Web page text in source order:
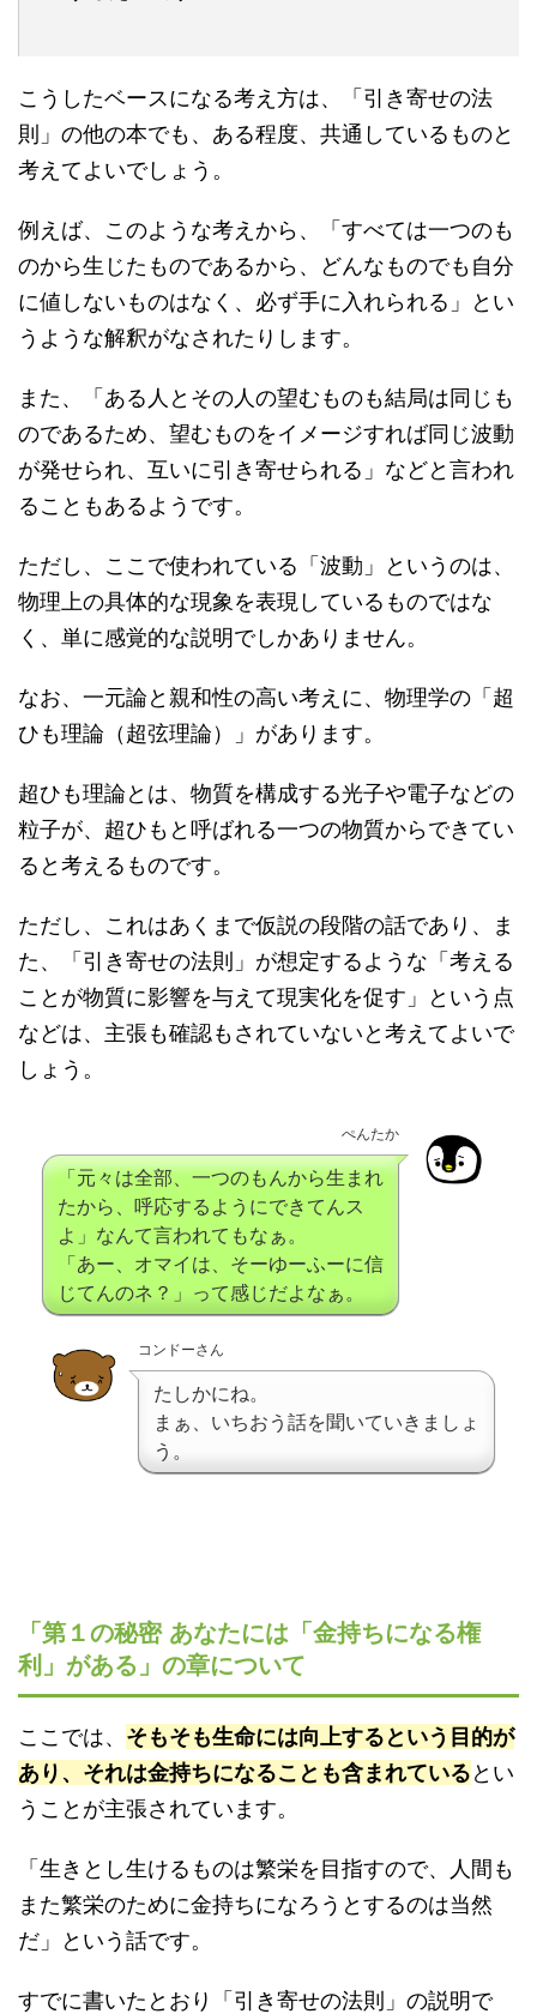
こうしたベースになる考え方は、「引き寄せの法
則」の他の本でも、ある程度、共通しているものと
考えてよいでしょう。
例えば、このような考えから、「すべては一つのも
のから生じたものであるから、どんなものでも自分
に値しないものはなく、必ず手に入れられる」とい
うような解釈がなされたりします。
また、「ある人とその人の望むものも結局は同じも
のであるため、望むものをイメージすれば同じ波動
が発せられ、互いに引き寄せられる」などと言われ
ることもあるようです。
ただし、ここで使われている「波動」というのは、
物理上の具体的な現象を表現しているものではな
く、単に感覚的な説明でしかありません。
なお、一元論と親和性の高い考えに、物理学の「超
ひも理論（超弦理論）」があります。
超ひも理論とは、物質を構成する光子や電子などの
粒子が、超ひもと呼ばれる一つの物質からできてい
ると考えるものです。
ただし、これはあくまで仮説の段階の話であり、ま
た、「引き寄せの法則」が想定するような「考える
ことが物質に影響を与えて現実化を促す」という点
などは、主張も確認もされていないと考えてよいで
しょう。
ぺんたか
「元々は全部、一つのもんから生まれ
たから、呼応するようにできてんス
よ」なんて言われてもなぁ。
「あー、オマイは、そーゆーふーに信
じてんのネ？」って感じだよなぁ。
コンドーさん
たしかにね。
まぁ、いちおう話を聞いていきましょ
う。
「第１の秘密 あなたには「金持ちになる権
利」がある」の章について
ここでは、 そもそも生命には向上するという目的が
あり、それは金持ちになることも含まれているとい
うことが主張されています。
「生きとし生けるものは繁栄を目指すので、人間も
また繁栄のために金持ちになろうとするのは当然
だ」という話です。
すでに書いたとおり「引き寄せの法則」の説明で